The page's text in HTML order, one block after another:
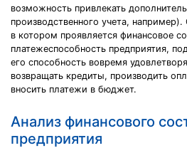
возможность привлекать
производственного учета,
в котором проявляется финансовое
платежеспособность предприятия,
его способность вовремя
возвращать кредиты, производить
вносить платежи в бюджет.
Анализ финансового
предприятия